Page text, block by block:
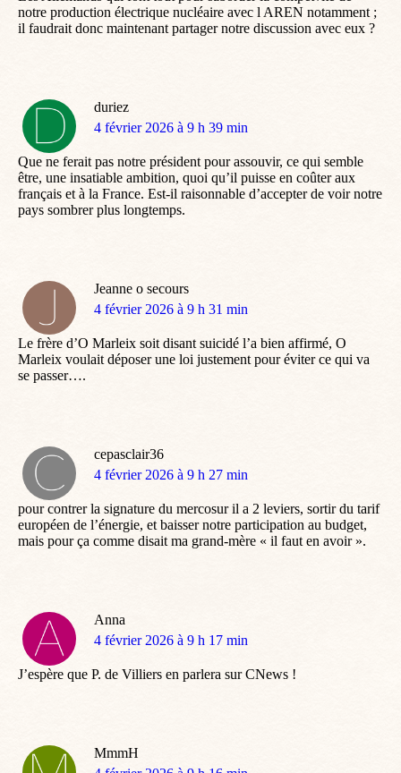
notre production électrique nucléaire avec l AREN notamment ;
il faudrait donc maintenant partager notre discussion avec eux ?
duriez
dit
4 février 2026 à 9 h 39 min
Que ne ferait pas notre président pour assouvir, ce qui semble
être, une insatiable ambition, quoi qu’il puisse en coûter aux
français et à la France. Est-il raisonnable d’accepter de voir notre
pays sombrer plus longtemps.
Jeanne o secours
dit
4 février 2026 à 9 h 31 min
Le frère d’O Marleix soit disant suicidé l’a bien affirmé, O
Marleix voulait déposer une loi justement pour éviter ce qui va
se passer….
cepasclair36
dit
4 février 2026 à 9 h 27 min
pour contrer la signature du mercosur il a 2 leviers, sortir du tarif
européen de l’énergie, et baisser notre participation au budget,
mais pour ça comme disait ma grand-mère « il faut en avoir ».
Anna
dit
4 février 2026 à 9 h 17 min
J’espère que P. de Villiers en parlera sur CNews !
MmmH